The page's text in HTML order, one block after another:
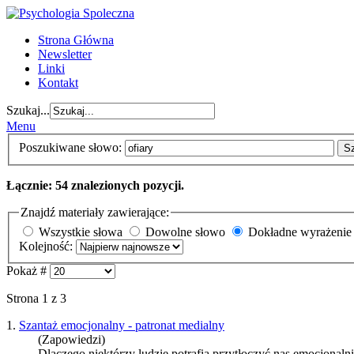
Strona Główna
Newsletter
Linki
Kontakt
Szukaj...
Menu
Poszukiwane słowo:
Łącznie: 54 znalezionych pozycji.
Znajdź materiały zawierające:
Wszystkie słowa
Dowolne słowo
Dokładne wyrażenie
Kolejność:
Pokaż #
Strona 1 z 3
1. Szantaż emocjonalny - patronat medialny
(Zapowiedzi)